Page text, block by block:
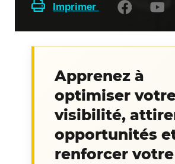
Imprimer
Apprenez à
optimiser
visibilité,
opportunités
renforcer votre